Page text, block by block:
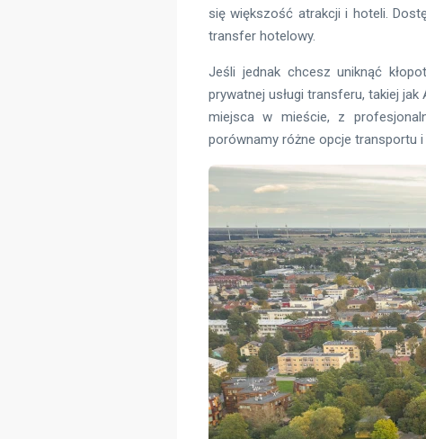
się większość atrakcji i hoteli.
transfer hotelowy.
Jeśli jednak chcesz uniknąć
prywatnej usługi transferu, takiej
miejsca w mieście, z
porównamy różne opcje transportu